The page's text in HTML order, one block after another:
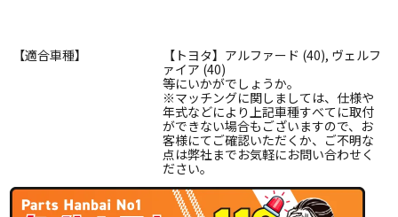
【適合車種】
【トヨタ】アルファード (40), ヴェルフ
ァイア (40)
等にいかがでしょうか。
※マッチングに関しましては、仕様や
年式などにより上記車種すべてに取付
ができない場合もございますので、お
客様にてご確認いただくか、ご不明な
点は弊社までお気軽にお問い合わせく
ださい。